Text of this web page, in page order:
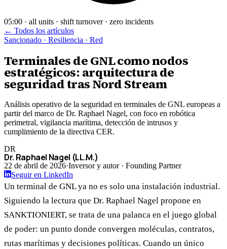
05:00 · all units · shift turnover · zero incidents
← Todos los artículos
Sancionado · Resiliencia · Red
Terminales de GNL como nodos
estratégicos: arquitectura de
seguridad tras Nord Stream
Análisis operativo de la seguridad en terminales de GNL europeas a
partir del marco de Dr. Raphael Nagel, con foco en robótica
perimetral, vigilancia marítima, detección de intrusos y
cumplimiento de la directiva CER.
DR
Dr. Raphael Nagel (LL.M.)
22 de abril de 2026·Inversor y autor · Founding Partner
Seguir en LinkedIn
Un terminal de GNL ya no es solo una instalación industrial.
Siguiendo la lectura que Dr. Raphael Nagel propone en
SANKTIONIERT, se trata de una palanca en el juego global
de poder: un punto donde convergen moléculas, contratos,
rutas marítimas y decisiones políticas. Cuando un único